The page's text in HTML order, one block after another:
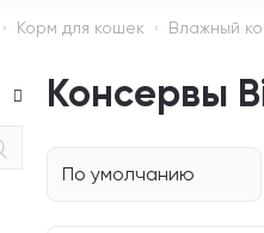
Корм для кошек Влажный
Консервы
По умолчанию